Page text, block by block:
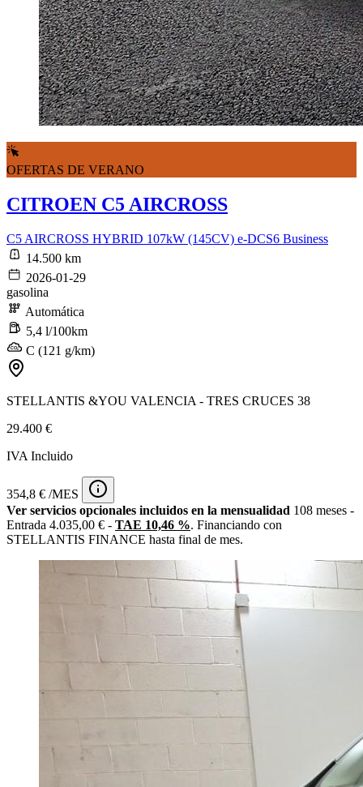
OFERTAS DE VERANO
CITROEN C5 AIRCROSS
C5 AIRCROSS HYBRID 107kW (145CV) e-DCS6 Business
14.500 km
2026-01-29
gasolina
Automática
5,4 l/100km
C (121 g/km)
STELLANTIS &YOU VALENCIA - TRES CRUCES 38
29.400 €
IVA Incluido
354,8 € /MES
Ver servicios opcionales incluidos en la mensualidad 108 meses -
Entrada 4.035,00 € - TAE 10,46 %. Financiando con
STELLANTIS FINANCE hasta final de mes.